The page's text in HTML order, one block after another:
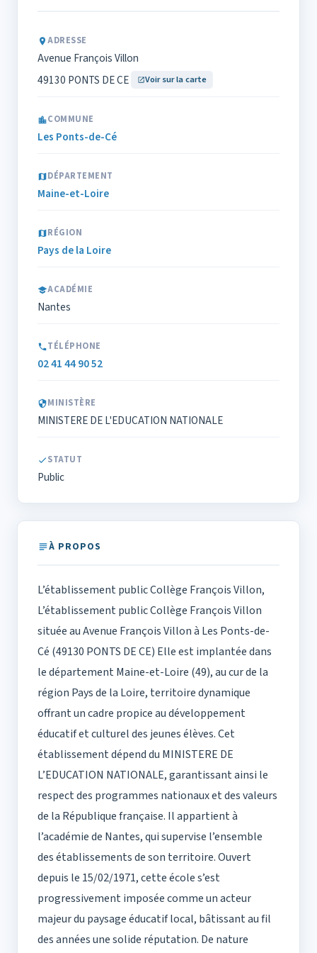
ADRESSE
Avenue François Villon
49130 PONTS DE CE
Voir sur la carte
COMMUNE
Les Ponts-de-Cé
DÉPARTEMENT
Maine-et-Loire
RÉGION
Pays de la Loire
ACADÉMIE
Nantes
TÉLÉPHONE
02 41 44 90 52
MINISTÈRE
MINISTERE DE L'EDUCATION NATIONALE
STATUT
Public
À PROPOS
L’établissement public Collège François Villon,
L’établissement public Collège François Villon
située au Avenue François Villon à Les Ponts-de-
Cé (49130 PONTS DE CE) Elle est implantée dans
le département Maine-et-Loire (49), au cur de la
région Pays de la Loire, territoire dynamique
offrant un cadre propice au développement
éducatif et culturel des jeunes élèves. Cet
établissement dépend du MINISTERE DE
L’EDUCATION NATIONALE, garantissant ainsi le
respect des programmes nationaux et des valeurs
de la République française. Il appartient à
l’académie de Nantes, qui supervise l’ensemble
des établissements de son territoire. Ouvert
depuis le 15/02/1971, cette école s’est
progressivement imposée comme un acteur
majeur du paysage éducatif local, bâtissant au fil
des années une solide réputation. De nature